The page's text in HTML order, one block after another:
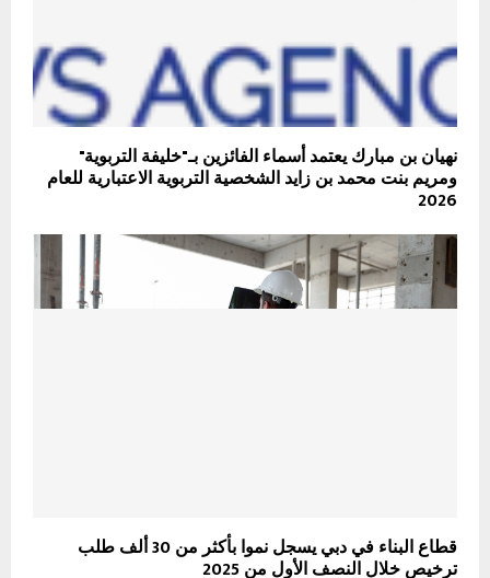
نهيان بن مبارك يعتمد أسماء الفائزين بـ"خليفة التربوية"
ومريم بنت محمد بن زايد الشخصية التربوية الاعتبارية للعام
2026
قطاع البناء في دبي يسجل نموا بأكثر من 30 ألف طلب
ترخيص خلال النصف الأول من 2025